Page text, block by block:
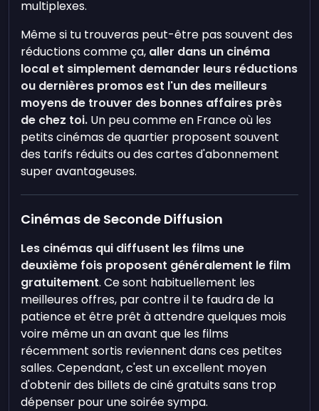
multiplexes.
Même si tu trouveras peut-être pas souvent des
réductions comme ça, aller dans un cinéma
local et simplement demander leurs réductions
ou dernières promos est l'un des meilleurs
moyens de trouver des bonnes affaires près
de chez toi. Un peu comme en France où les
petits cinémas de quartier proposent souvent
des tarifs réduits ou des cartes d'abonnement
super avantageuses.
Cinémas de Seconde Diffusion
Les cinémas qui diffusent les films une
deuxième fois proposent généralement le film
gratuitement. Ce sont habituellement les
meilleures offres, par contre il te faudra de la
patience et être prêt à attendre quelques mois
voire même un an avant que les films
récemment sortis reviennent dans ces petites
salles. Cependant, c'est un excellent moyen
d'obtenir des billets de ciné gratuits sans trop
dépenser pour une soirée sympa.